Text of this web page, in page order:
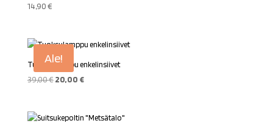
14,90€
Ale!
Tuoksulamppu enkelinsiivet
39,00€ Alkuperäinen
39,00 €.
20,00 €Nykyinen
20,00 €.